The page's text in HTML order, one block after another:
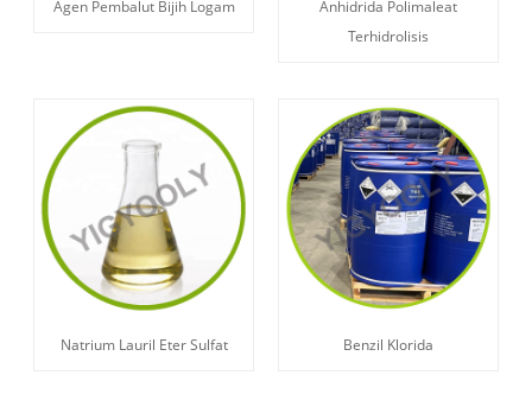
Agen Pembalut Bijih Logam
Anhidrida Polimaleat
Terhidrolisis
Natrium Lauril Eter Sulfat Benzil Klorida